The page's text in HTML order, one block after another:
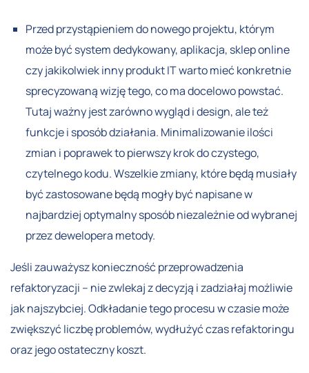
Przed przystąpieniem do nowego projektu, którym
może być system dedykowany, aplikacja, sklep online
czy jakikolwiek inny produkt IT warto mieć konkretnie
sprecyzowaną wizję tego, co ma docelowo powstać.
Tutaj ważny jest zarówno wygląd i design, ale też
funkcje i sposób działania. Minimalizowanie ilości
zmian i poprawek to pierwszy krok do czystego,
czytelnego kodu. Wszelkie zmiany, które będą musiały
być zastosowane będą mogły być napisane w
najbardziej optymalny sposób niezależnie od wybranej
przez dewelopera metody.
Jeśli zauważysz konieczność przeprowadzenia
refaktoryzacji – nie zwlekaj z decyzją i zadziałaj możliwie
jak najszybciej. Odkładanie tego procesu w czasie może
zwiększyć liczbę problemów, wydłużyć czas refaktoringu
oraz jego ostateczny koszt.